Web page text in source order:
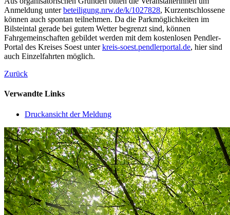
Anmeldung unterbeteiligung.nrw.de/k/1027828, Kurzentschlossene
können auch spontan teilnehmen. Da die Parkmöglichkeiten im
Bilsteintal gerade bei gutem Wetter begrenzt sind, können
Fahrgemeinschaften gebildet werden mit dem kostenlosen Pendler-
Portal des Kreises Soest unterkreis-soest.pendlerportal.de, hier sind
auch Einzelfahrten möglich.
Zurück
Verwandte Links
Druckansicht der Meldung